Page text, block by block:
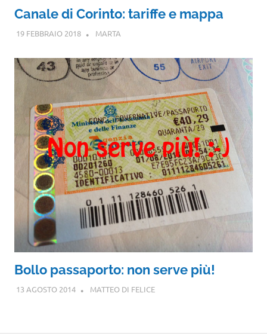
Canale di Corinto: tariffe e mappa
19 FEBBRAIO 2018 MARTA
Bollo passaporto: non serve più!
13 AGOSTO 2014 MATTEO DI FELICE